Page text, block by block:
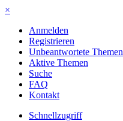
×
Anmelden
Registrieren
Unbeantwortete Themen
Aktive Themen
Suche
FAQ
Kontakt
Schnellzugriff